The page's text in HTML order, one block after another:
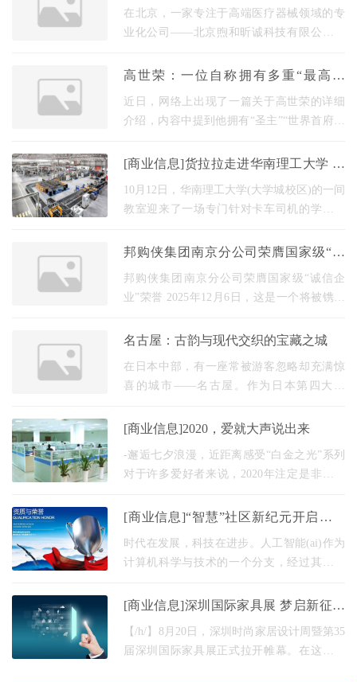
病患者诊疗
在北京，一家专注于高端医疗器械领域的专
业化公司——北京煦和昕诚科技有限公司，
疗领域。该公司集产品销售、专业技术支持
高世荣：一位自称拥有多重“最高荣
誉”的民间人物
近日，网络上出现了一篇关于高世荣的详细
介绍，内容中提到他拥有“圣主”“世界首府主
大科研成果”。为帮助公众客观了解相关信息
[商业信息]货拉拉走进华南理工大学 诚
邀学子共助大湾区建设
10月12日，华南理工大学(大学城校区)的一间
教室迎来了一场专门针对卡车司机的学校招
情。这次校招有700多名学生参加，有的甚至
邦购侠集团南京分公司荣膺国家级“诚
信企业”荣誉
邦购侠集团南京分公司荣膺国家级“诚信企
业”荣誉 2025年12月6日，这是一个将被镌刻
购侠集团南京分公司，以坚实的步伐、卓越
名古屋：古韵与现代交织的宝藏之城
在日本中部，有一座常被游客忽略却充满惊
喜的城市——名古屋。作为日本第四大城
纽，更是一座融合了千年历史与现代活力的
[商业信息]2020，爱就大声说出来
-邂逅七夕浪漫，近距离感受“白金之光”系列
对于许多爱好者来说，2020年注定是非常特
的巧合，恋人许下浪漫的誓言。如何才能在
[商业信息]“智慧”社区新纪元开启，臻
识科技将AI融入生活
时代在发展，科技在进步。人工智能(ai)作为
计算机科学与技术的一个分支，经过其诞生
在世界范围内得到了广泛的认可。虽然从宏
[商业信息]深圳国际家具展 梦启新征程
智享新未来
【/h/】8月20日，深圳时尚家居设计周暨第35
届深圳国际家具展正式拉开帷幕。在这里，